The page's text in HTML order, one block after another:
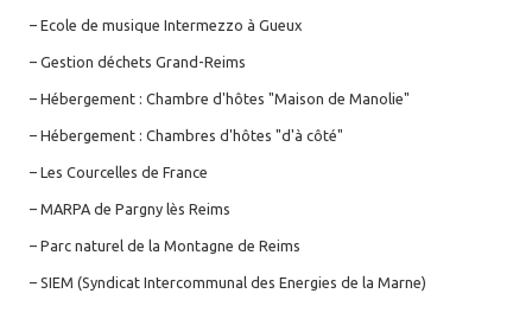
– Ecole de musique Intermezzo à Gueux
– Gestion déchets Grand-Reims
– Hébergement : Chambre d'hôtes "Maison de Manolie"
– Hébergement : Chambres d'hôtes "d'à côté"
– Les Courcelles de France
– MARPA de Pargny lès Reims
– Parc naturel de la Montagne de Reims
– SIEM (Syndicat Intercommunal des Energies de la Marne)